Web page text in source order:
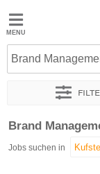
Jobted
Jobs
Brand
Sortieren nach
Brand
Jobs suchen in